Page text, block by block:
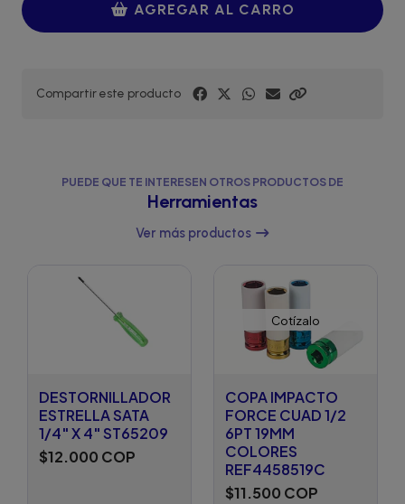
AGREGAR AL CARRO
Compartir este producto
PUEDE QUE TE INTERESEN OTROS PRODUCTOS DE
Herramientas
Ver más productos
DESTORNILLADOR
ESTRELLA SATA
1/4" X 4" ST65209
$12.000 COP
Cotízalo
COPA IMPACTO
FORCE CUAD 1/2
6PT 19MM
COLORES
REF4458519C
$11.500 COP